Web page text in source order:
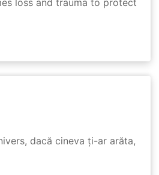
dacă cineva ți-ar arăta,